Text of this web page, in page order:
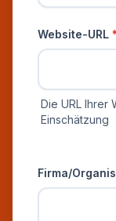
Website-URL *
Die URL Ihrer
Einschätzung
Firma/